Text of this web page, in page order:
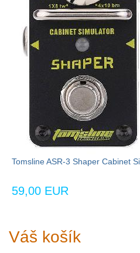
Tomsline ASR-3 Shaper Cabinet
59,00 EUR
Váš košík